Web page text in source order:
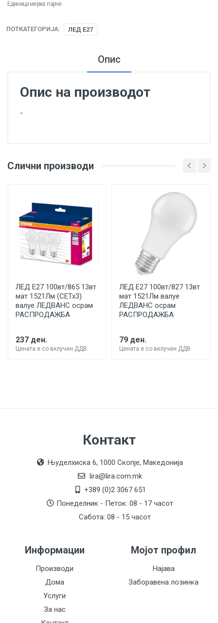
Единица мерка: парче
ПОТКАТЕГОРИЈА: ЛЕД Е27
Опис
Опис на производот
-
Слични производи
ЛЕД Е27 100вт/865 13вт
мат 1521Лм (СЕТх3)
валуе ЛЕДВАНС осрам
РАСПРОДАЖБА
237 ден.
Цената е со вклучен ДДВ
ЛЕД Е27 100вт/827 13вт
мат 1521Лм валуе
ЛЕДВАНС осрам
РАСПРОДАЖБА
79 ден.
Цената е со вклучен ДДВ
Контакт
Њуделхиска 6, 1000 Скопје, Македонија
lira@lira.com.mk
+389 (0)2 3067 651
Понеделник - Петок: 08 - 17 часот
Сабота: 08 - 15 часот
Информации
Производи
Дома
Услуги
За нас
Мојот профил
Најава
Заборавена лозинка